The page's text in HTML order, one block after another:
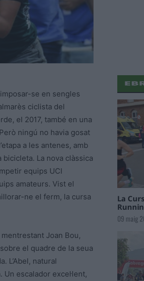
se en sengles
ciclista del
el 2017, també en una
ningú no havia gosat
a les antenes, amb
La nova clàssica
equips UCI
amateurs. Vist el
ne el ferm, la cursa
Joan Bou,
el quadre de la seua
L’Abel, natural
escalador excel·lent,
La
09 maig